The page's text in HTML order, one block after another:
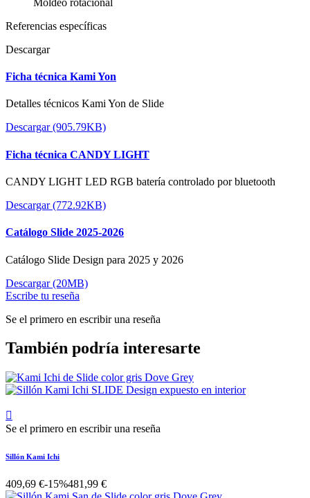
Moldeo rotacional
Referencias específicas
Descargar
Ficha técnica Kami Yon
Detalles técnicos Kami Yon de Slide
Descargar (905.79KB)
Ficha técnica CANDY LIGHT
CANDY LIGHT LED RGB batería controlado por bluetooth
Descargar (772.92KB)
Catálogo Slide 2025-2026
Catálogo Slide Design para 2025 y 2026
Descargar (20MB)
Escribe tu reseña
Se el primero en escribir una reseña
También podría interesarte

Se el primero en escribir una reseña
Sillón Kami Ichi
409,69 €-15%481,99 €